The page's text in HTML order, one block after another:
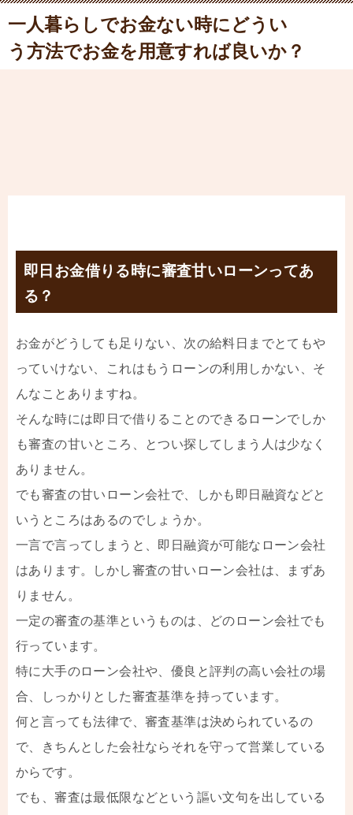
一人暮らしでお金ない時にどうい
う方法でお金を用意すれば良いか？
即日お金借りる時に審査甘いローンってあ
る？
お金がどうしても足りない、次の給料日までとてもや
っていけない、これはもうローンの利用しかない、そ
んなことありますね。
そんな時には即日で借りることのできるローンでしか
も審査の甘いところ、とつい探してしまう人は少なく
ありません。
でも審査の甘いローン会社で、しかも即日融資などと
いうところはあるのでしょうか。
一言で言ってしまうと、即日融資が可能なローン会社
はあります。しかし審査の甘いローン会社は、まずあ
りません。
一定の審査の基準というものは、どのローン会社でも
行っています。
特に大手のローン会社や、優良と評判の高い会社の場
合、しっかりとした審査基準を持っています。
何と言っても法律で、審査基準は決められているの
で、きちんとした会社ならそれを守って営業している
からです。
でも、審査は最低限などという謳い文句を出している